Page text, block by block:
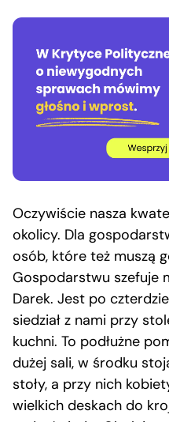
Oczywiście nasza
okolicy. Dla
osób, które też muszą
Gospodarstwu szefuje
Darek. Jest po
siedział z nami przy
kuchni. To podłużne
dużej sali, w środku
stoły, a przy nich
wielkich deskach do